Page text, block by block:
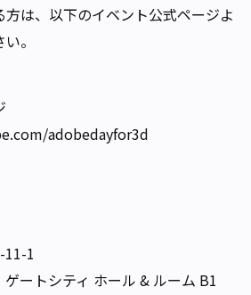
方は、以下のイベント公式ページよ
。
adobedayfor3d
11-1
ートシティ ホール & ルーム B1